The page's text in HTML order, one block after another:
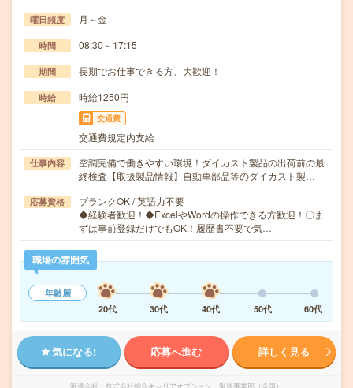
曜日頻度 月～金
時間 08:30～17:15
期間 長期でお仕事できる方、大歓迎！
時給 時給1250円
交通費
交通費規定内支給
仕事内容
空調完備で働きやすい環境！ダイカスト製品の出荷前の最
終検査【取扱製品情報】自動車部品等のダイカスト製…
応募資格
ブランクOK / 英語力不要
◆経験者歓迎！◆ExcelやWordの操作できる方歓迎！〇ま
ずは事前登録だけでもOK！履歴書不要で気…
職場の雰囲気
年齢層
20代
30代 40代 50代 60代
気になる! 応募へ進む 詳しく見る